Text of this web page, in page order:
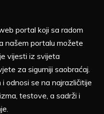
portal koji sa radom
našem portalu možete
vijesti iz svijeta
za sigurniji saobraćaj.
odnosi se na najrazličitije
testove, a sadrži i